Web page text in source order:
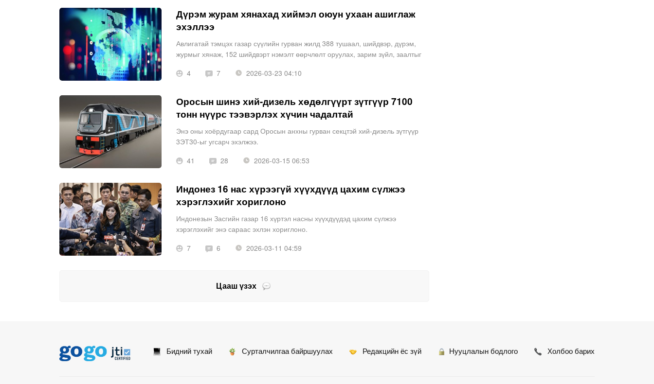
Дүрэм журам хянахад хиймэл оюун ухаан ашиглаж
эхэллээ
Авлигатай тэмцэх газар сүүлийн гурван жилд 388 тушаал, шийдвэр, дүрэм,
журмыг хянаж, 152 шийдвэрт нэмэлт өөрчлөлт оруулах, зарим зүйл, заалтыг
4
7 2026-03-23 04:10
Оросын шинэ хий-дизель хөдөлгүүрт зүтгүүр 7100
тонн нүүрс тээвэрлэх хүчин чадалтай
Энэ оны хоёрдугаар сард Оросын анхны гурван секцтэй хий-дизель зүтгүүр
3ЭТ30-ыг угсарч эхэлжээ.
41
28 2026-03-15 06:53
Индонез 16 нас хүрээгүй хүүхдүүд цахим сүлжээ
хэрэглэхийг хориглоно
Индонезын Засгийн газар 16 хүртэл насны хүүхдүүдэд цахим сүлжээ
хэрэглэхийг энэ сараас эхлэн хориглоно.
7
6 2026-03-11 04:59
Цааш үзэх
Бидний тухай Сурталчилгаа байршуулах Редакцийн ёс зүй Нууцлалын бодлого Холбоо барих